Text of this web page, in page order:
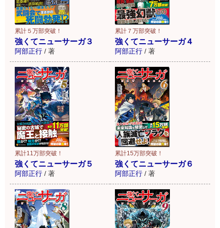
累計５万部突破！
強くてニューサーガ３
阿部正行 / 著
累計７万部突破！
強くてニューサーガ４
阿部正行 / 著
累計11万部突破！
強くてニューサーガ５
阿部正行 / 著
累計15万部突破！
強くてニューサーガ６
阿部正行 / 著